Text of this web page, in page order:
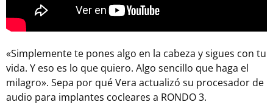
«Simplemente te pones algo en la cabeza y sigues con tu
vida. Y eso es lo que quiero. Algo sencillo que haga el
milagro». Sepa por qué Vera actualizó su procesador de
audio para implantes cocleares a RONDO 3.